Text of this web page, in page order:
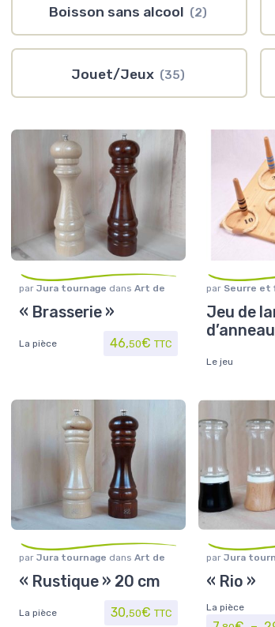
Boisson sans alcool (2)
Jouet/Jeux (35)
par Jura tournage dans Art de
à poivre et sel
« Brasserie »
La pièce 46,50€ TTC
par Seurre et
Jeu de
Le jeu
par Jura tournage dans Art de
à poivre et sel
« Rustique » 20 cm
La pièce 30,50€ TTC
par Jura
à épices
« Rio »
La pièce